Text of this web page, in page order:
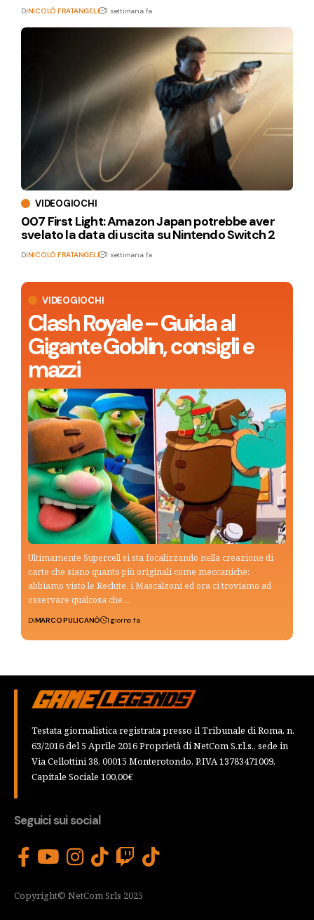
VIDEOGIOCHI
Clash Royale – Guida al
Gigante Goblin, consigli e
mazzi
Ultimamente Supercell si sta focalizzando nella creazione di
carte che siano quanto più originali come meccaniche:
abbiamo visto le Reclute, i Mascalzoni ed ora ci troviamo ad
osservare qualcosa che…
DiMARCO PULICANÒ 1 giorno fa
DiNICOLÒ FRATANGELI 1 settimana fa
VIDEOGIOCHI
007 First Light: Amazon Japan potrebbe aver
svelato la data di uscita su Nintendo Switch 2
DiNICOLÒ FRATANGELI 1 settimana fa
Testata giornalistica registrata presso il Tribunale di Roma, n.
63/2016 del 5 Aprile 2016 Proprietà di NetCom S.r.l.s., sede in
Via Cellottini 38, 00015 Monterotondo, P.IVA 13783471009,
Capitale Sociale 100,00€
Seguici sui social
Copyright© NetCom Srls 2025